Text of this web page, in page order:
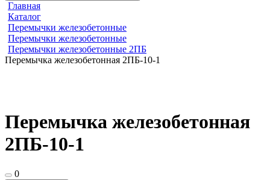
Главная
Каталог
Перемычки железобетонные
Перемычки железобетонные
Перемычки железобетонные 2ПБ
Перемычка железобетонная 2ПБ-10-1
Перемычка железобетонная
2ПБ-10-1
0